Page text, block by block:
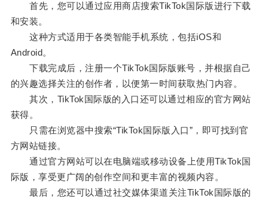
首先，您可以通过应用商店搜索TikTok国际版进行下载
和安装。
这种方式适用于各类智能手机系统，包括iOS和
Android。
下载完成后，注册一个TikTok国际版账号，并根据自己
的兴趣选择关注的创作者，以便第一时间获取热门内容。
其次，TikTok国际版的入口还可以通过相应的官方网站
获得。
只需在浏览器中搜索“TikTok国际版入口”，即可找到官
方网站链接。
通过官方网站可以在电脑端或移动设备上使用TikTok国
际版，享受更广阔的创作空间和更丰富的视频内容。
最后，您还可以通过社交媒体渠道关注TikTok国际版的